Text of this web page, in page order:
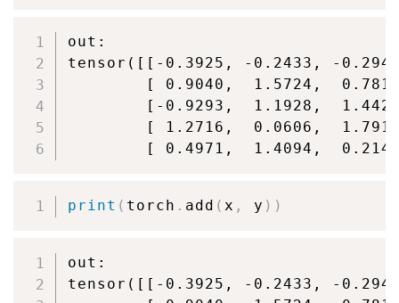
out:
tensor([[-0.3925, -0.2433, -
[ 0.9040,  1.5724,
[-0.9293,  1.1928,
[ 1.2716,  0.0606,
[ 0.4971,  1.4094,
print ( torch . add ( x , y ) )
out:
tensor([[-0.3925, -0.2433, -